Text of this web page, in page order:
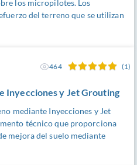
los micropilotes. Los
del terreno que se utilizan
Inyecciones y Jet Grouting
mediante Inyecciones y Jet
técnico que proporciona
mejora del suelo mediante
464 (1)